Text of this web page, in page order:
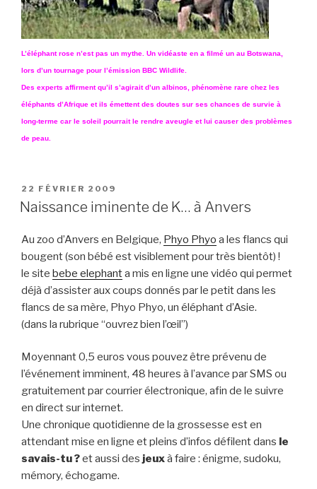
L’éléphant rose n’est pas un mythe. Un vidéaste en a filmé un au Botswana,
lors d’un tournage pour l’émission BBC Wildlife.
Des experts affirment qu’il s’agirait d’un albinos, phénomène rare chez les
éléphants d’Afrique et ils émettent des doutes sur ses chances de survie à
long-terme car le soleil pourrait le rendre aveugle et lui causer des problèmes
de peau.
PUBLIÉ
LE
22 FÉVRIER 2009
Naissance iminente de K… à Anvers
Au zoo d’Anvers en Belgique, Phyo Phyo a les flancs qui
bougent (son bébé est visiblement pour très bientôt) !
le site bebe elephanta mis en ligne une vidéo qui permet
déjà d’assister aux coups donnés par le petit dans les
flancs de sa mère, Phyo Phyo, un éléphant d’Asie.
(dans la rubrique “ouvrez bien l’œil”)
Moyennant 0,5 euros vous pouvez être prévenu de
l’événement imminent, 48 heures à l’avance par SMS ou
gratuitement par courrier électronique, afin de le suivre
en direct sur internet.
Une chronique quotidienne de la grossesse est en
attendant mise en ligne et pleins d’infos défilent dans le
savais-tu ?et aussi des jeuxà faire : énigme, sudoku,
mémory, échogame.